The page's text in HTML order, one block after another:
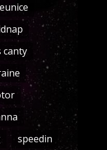
eunice
canty
speedin